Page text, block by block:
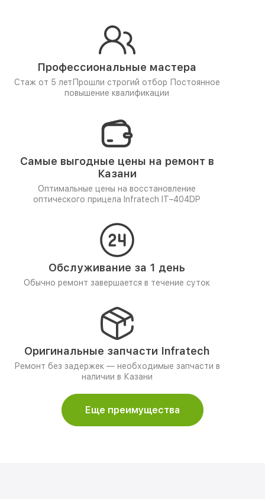
Профессиональные мастера
Стаж от 5 лет Прошли строгий отбор Постоянное
повышение квалификации
Самые выгодные цены на ремонт в
Казани
Оптимальные цены на восстановление
оптического прицела Infratech IT–404DP
Обслуживание за 1 день
Обычно ремонт завершается в течение суток
Оригинальные запчасти Infratech
Ремонт без задержек — необходимые запчасти в
наличии в Казани
Еще преимущества